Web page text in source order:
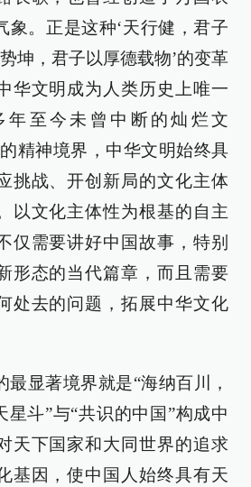
象。正是这种‘天行健，君子
坤，君子以厚德载物’的变革
华文明成为人类历史上唯一
年至今未曾中断的灿烂文
精神境界，中华文明始终具
挑战、开创新局的文化主体
以文化主体性为根基的自主
仅需要讲好中国故事，特别
形态的当代篇章，而且需要
处去的问题，拓展中华文化
最显著境界就是“海纳百川，
星斗”与“共识的中国”构成中
天下国家和大同世界的追求
基因，使中国人始终具有天